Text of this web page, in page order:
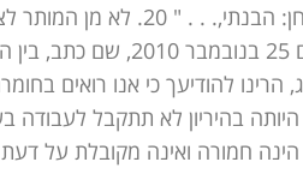
זה, כן, זה אותם
הרינו להודיעך כי אנו רואים
בהיריון לא תתקבל
חמורה ואינה מקובלת על